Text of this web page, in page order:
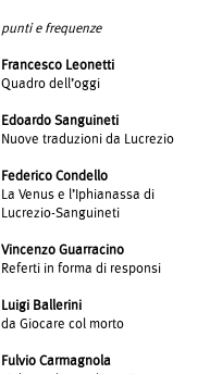
punti e frequenze
Francesco Leonetti
Quadro dell’oggi
Edoardo Sanguineti
Nuove traduzioni da Lucrezio
Federico Condello
La Venus e l’Iphianassa di
Lucrezio-Sanguineti
Vincenzo Guarracino
Referti in forma di responsi
Luigi Ballerini
da Giocare col morto
Fulvio Carmagnola